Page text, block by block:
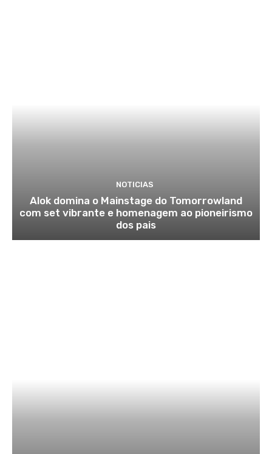
NOTICIAS
Alok domina o Mainstage do Tomorrowland
com set vibrante e homenagem ao pioneirismo
dos pais